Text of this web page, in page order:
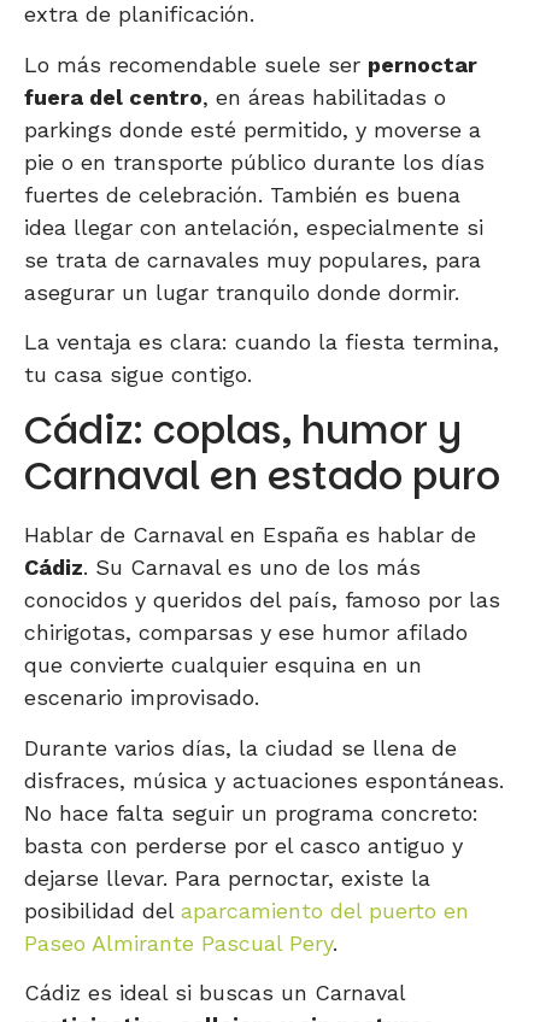
extra de planificación.
Lo más recomendable suele ser pernoctar
fuera del centro, en áreas habilitadas o
parkings donde esté permitido, y moverse a
pie o en transporte público durante los días
fuertes de celebración. También es buena
idea llegar con antelación, especialmente si
se trata de carnavales muy populares, para
asegurar un lugar tranquilo donde dormir.
La ventaja es clara: cuando la fiesta termina,
tu casa sigue contigo.
Cádiz: coplas, humor y
Carnaval en estado puro
Hablar de Carnaval en España es hablar de
Cádiz. Su Carnaval es uno de los más
conocidos y queridos del país, famoso por las
chirigotas, comparsas y ese humor afilado
que convierte cualquier esquina en un
escenario improvisado.
Durante varios días, la ciudad se llena de
disfraces, música y actuaciones espontáneas.
No hace falta seguir un programa concreto:
basta con perderse por el casco antiguo y
dejarse llevar. Para pernoctar, existe la
posibilidad del aparcamiento del puerto en
Paseo Almirante Pascual Pery.
Cádiz es ideal si buscas un Carnaval